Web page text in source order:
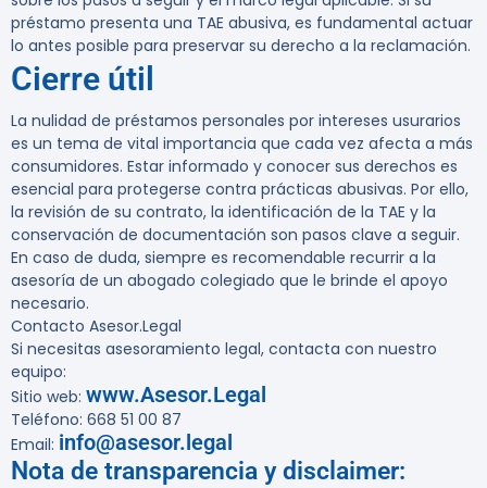
préstamo presenta una TAE abusiva, es fundamental actuar
lo antes posible para preservar su derecho a la reclamación.
Cierre útil
La nulidad de préstamos personales por intereses usurarios
es un tema de vital importancia que cada vez afecta a más
consumidores. Estar informado y conocer sus derechos es
esencial para protegerse contra prácticas abusivas. Por ello,
la revisión de su contrato, la identificación de la TAE y la
conservación de documentación son pasos clave a seguir.
En caso de duda, siempre es recomendable recurrir a la
asesoría de un abogado colegiado que le brinde el apoyo
necesario.
Contacto Asesor.Legal
Si necesitas asesoramiento legal, contacta con nuestro
equipo:
Sitio web: www.Asesor.Legal
Teléfono: 668 51 00 87
Email: info@asesor.legal
Nota de transparencia y disclaimer: